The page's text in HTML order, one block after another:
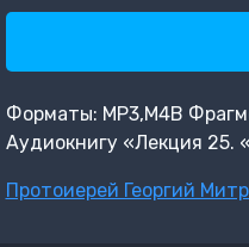
Форматы: MP3,M4B
Аудиокнигу «Лекция 25.
Метки
Протоиерей Георгий